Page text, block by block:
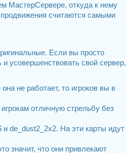
МастерСервере, откуда к нему
считаются самыми
Если вы просто
усовершенствовать свой сервер,
не работает, то игроков вы в
отличную стрельбу без
de_dust2_2x2. На эти карты идут
значит, что они привлекают